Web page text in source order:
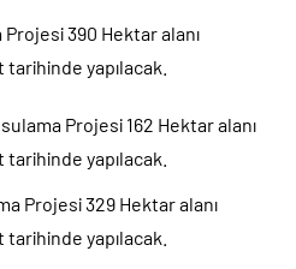
390 Hektar alanı
yapılacak.
Projesi 162 Hektar alanı
yapılacak.
Projesi 329 Hektar alanı
yapılacak.